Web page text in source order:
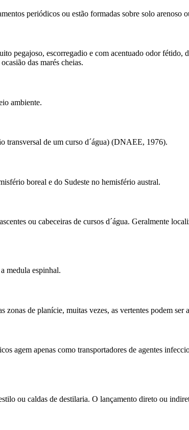
periódicos ou estão formadas sobre solo arenoso
pegajoso, escorregadio e com acentuado odor fétido,
das marés cheias.
ambiente.
transversal de um curso d´água) (DNAEE, 1976).
boreal e do Sudeste no hemisfério austral.
ou cabeceiras de cursos d´água. Geralmente
medula espinhal.
de planície, muitas vezes, as vertentes podem
agem apenas como transportadores de agentes
ou caldas de destilaria. O lançamento direto ou